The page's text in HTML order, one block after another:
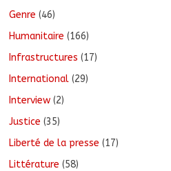
Genre (46)
Humanitaire (166)
Infrastructures (17)
International (29)
Interview (2)
Justice (35)
Liberté de la presse (17)
Littérature (58)